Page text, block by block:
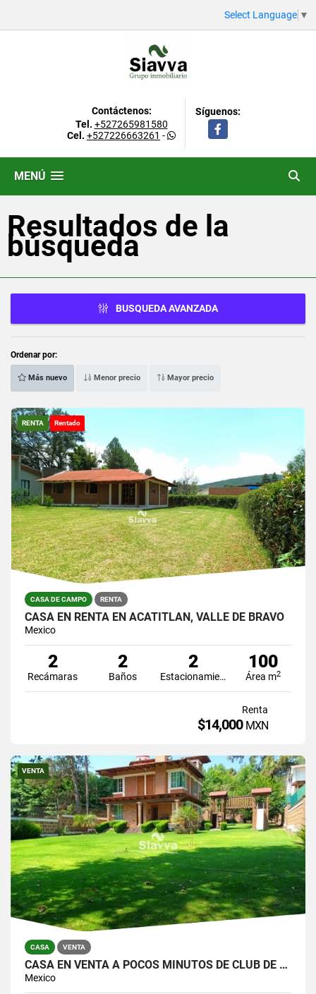
Select Language ▼
Contáctenos:
Tel. +527265981580
Cel. +527226663261 -
Síguenos:
Facebook
MENÚ
Resultados de la
búsqueda
BUSQUEDA AVANZADA
Ordenar por:
Más nuevo Menor precio Mayor precio
RENTA Rentado
CASA DE CAMPO RENTA
CASA EN RENTA EN ACATITLÁN, VALLE DE BRAVO
Mexico
2
Recámaras
2
Baños
2
Estacionamiento
100
Área m2
Renta
$14,000 MXN
VENTA
CASA VENTA
CASA EN VENTA A POCOS MINUTOS DE CLUB DE GOLF
Mexico